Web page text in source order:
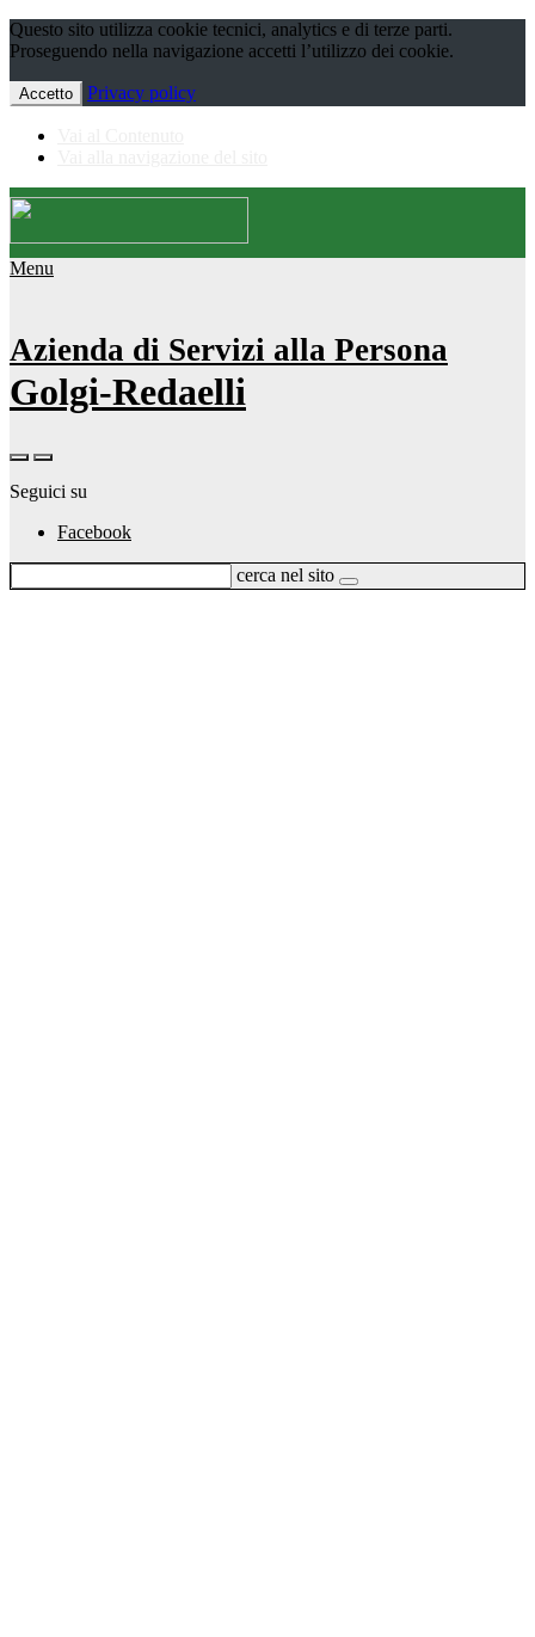
Questo sito utilizza cookie tecnici, analytics e di terze parti.
Proseguendo nella navigazione accetti l’utilizzo dei cookie.
Accetto Privacy policy
Menu
Azienda di Servizi alla Persona
Golgi-Redaelli
Seguici su
Facebook
cerca nel sito